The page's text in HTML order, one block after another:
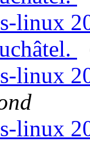
linux
linux
linux